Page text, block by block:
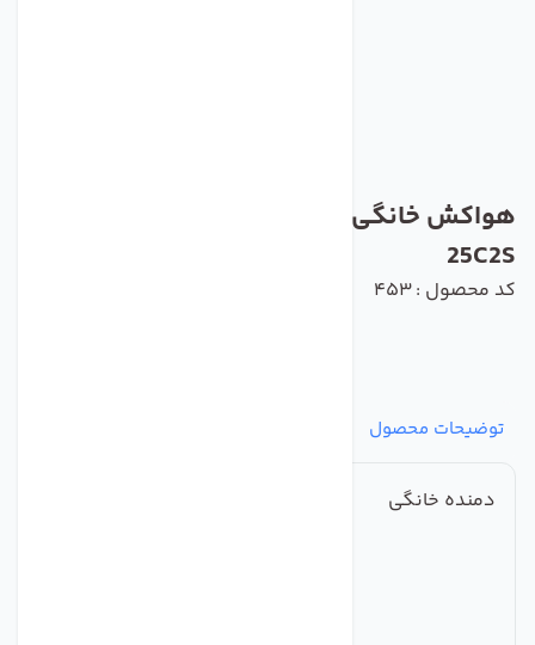
25C2S
کد محصول : 453
توضیحات محصول
دمنده خانگی